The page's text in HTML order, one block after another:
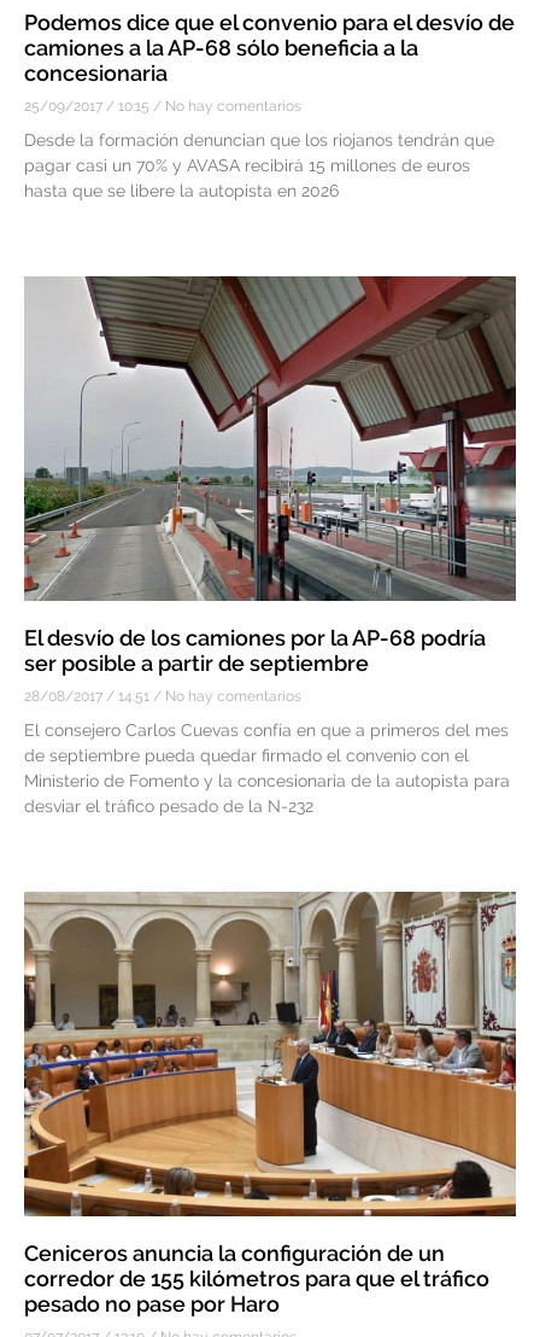
Podemos dice que el convenio para el desvío de
camiones a la AP-68 sólo beneficia a la
concesionaria
25/09/2017 10:15 No hay comentarios
Desde la formación denuncian que los riojanos tendrán que
pagar casi un 70% y AVASA recibirá 15 millones de euros
hasta que se libere la autopista en 2026
El desvío de los camiones por la AP-68 podría
ser posible a partir de septiembre
28/08/2017 14:51 No hay comentarios
El consejero Carlos Cuevas confía en que a primeros del mes
de septiembre pueda quedar firmado el convenio con el
Ministerio de Fomento y la concesionaria de la autopista para
desviar el tráfico pesado de la N-232
Ceniceros anuncia la configuración de un
corredor de 155 kilómetros para que el tráfico
pesado no pase por Haro